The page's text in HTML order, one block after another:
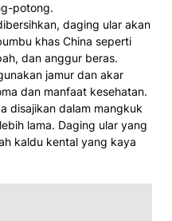
potong.
daging ular akan
khas China seperti
dan anggur beras.
jamur dan akar
dan manfaat kesehatan.
disajikan dalam mangkuk
lama. Daging ular yang
kaldu kental yang kaya